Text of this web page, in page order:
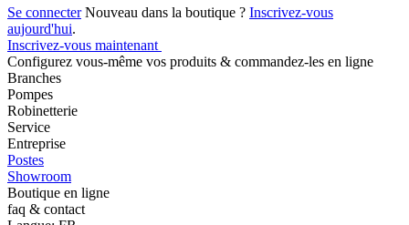
Se connecter Nouveau dans la boutique ? Inscrivez-vous
aujourd'hui.
Inscrivez-vous maintenant
Configurez vous-même vos produits & commandez-les en ligne
Branches
Pompes
Robinetterie
Service
Entreprise
Postes
Showroom
Boutique en ligne
faq & contact